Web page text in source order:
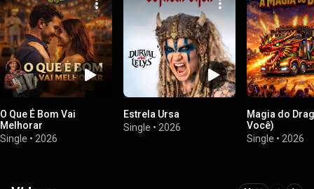
O Que É Bom Vai
Melhorar
Single • 2026
Estrela Ursa
Single • 2026
Magia do
Você)
Single • 2026